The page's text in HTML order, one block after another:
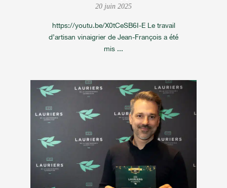
20 juin 2025
https://youtu.be/X0tCeSB6I-E Le travail
d’artisan vinaigrier de Jean-François a été
mis ...